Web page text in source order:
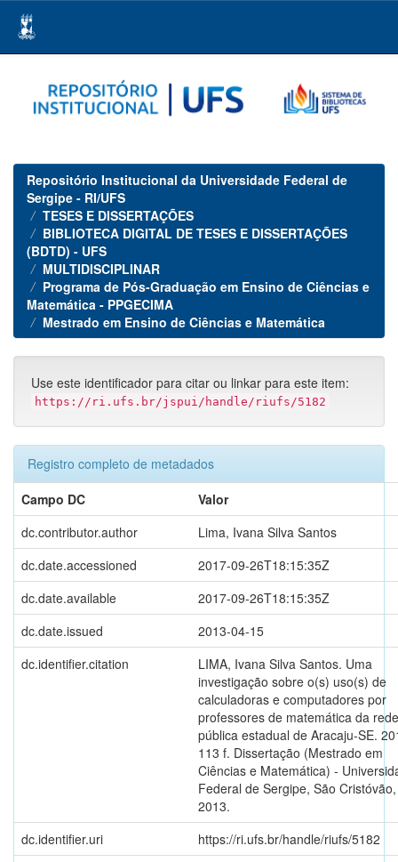
navigation
Repositório Institucional da Universidade Federal de
Sergipe - RI/UFS
TESES E DISSERTAÇÕES
BIBLIOTECA DIGITAL DE TESES E DISSERTAÇÕES
(BDTD) - UFS
MULTIDISCIPLINAR
Programa de Pós-Graduação em Ensino de Ciências e
Matemática - PPGECIMA
Mestrado em Ensino de Ciências e Matemática
Use este identificador para citar ou linkar para este item:
https://ri.ufs.br/jspui/handle/riufs/5182
Registro completo de metadados
Campo DC
Valor
dc.contributor.author
Lima, Ivana Silva Santos
dc.date.accessioned
2017-09-26T18:15:35Z
dc.date.available
2017-09-26T18:15:35Z
dc.date.issued
2013-04-15
dc.identifier.citation
LIMA, Ivana Silva Santos. Uma
investigação sobre o(s) uso(s) de
calculadoras e computadores por
professores de matemática da rede
pública estadual de Aracaju-SE.
113 f. Dissertação (Mestrado em
Ciências e Matemática) -
Federal de Sergipe, São Cristóvão,
2013.
dc.identifier.uri
https://ri.ufs.br/handle/riufs/5182